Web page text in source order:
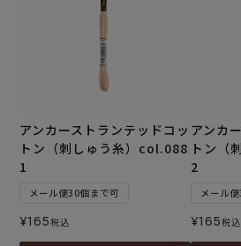
アンカーストランテッドコッ
トン（刺しゅう糸）col.088
1
メール便30個まで可
¥165税込
アンカ
トン（
2
メール
¥165税込